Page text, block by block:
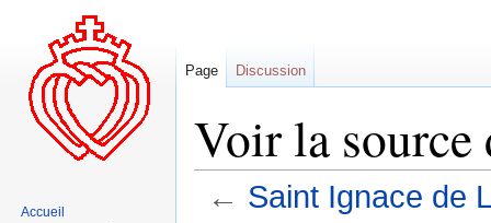
Voir la source
← Saint Ignace de
Page Discussion
Accueil